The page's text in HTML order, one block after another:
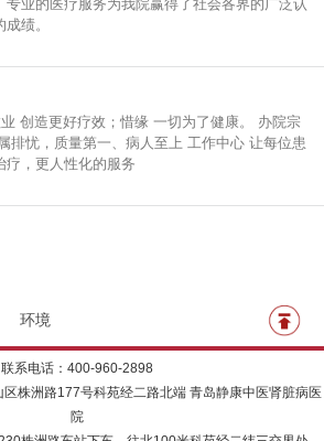
专业的医疗服务为我院赢得了社会各界的广泛认
绩。
创造更好疗效；惜缘 一切为了健康。 办院宗
排忧，质量第一、病人至上 工作中心 让每位患
疗，更人性化的服务
环境
联系电话：400-960-2898
株洲路177号科苑经二路北端 青岛静康中医肾脏病医
院